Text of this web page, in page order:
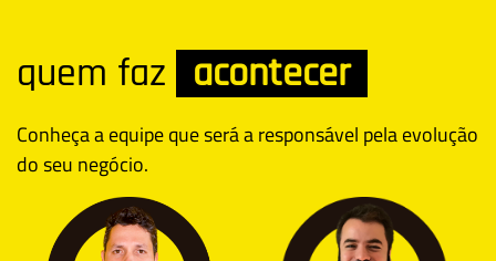
quem faz acontecer
Conheça a equipe que será a responsável pela evolução
do seu negócio.